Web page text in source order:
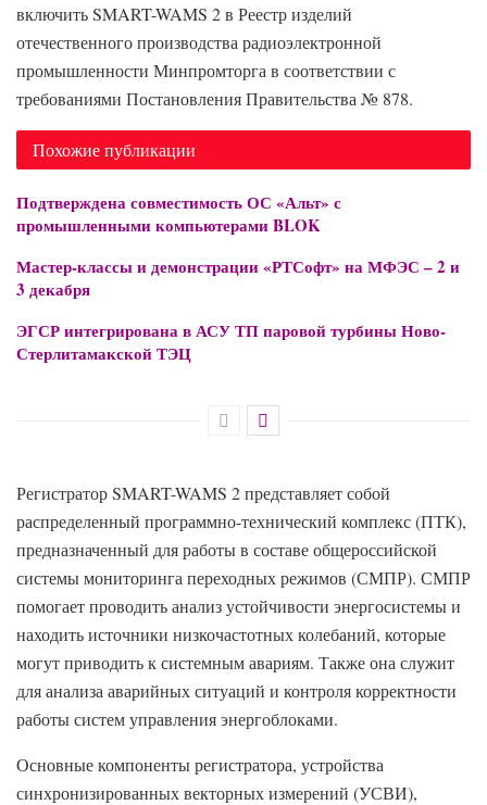
включить SMART-WAMS 2 в Реестр изделий
отечественного производства радиоэлектронной
промышленности Минпромторга в соответствии с
требованиями Постановления Правительства № 878.
Похожие публикации
Подтверждена совместимость ОС «Альт» с
промышленными компьютерами BLOK
Мастер-классы и демонстрации «РТСофт» на МФЭС – 2 и
3 декабря
ЭГСР интегрирована в АСУ ТП паровой турбины Ново-
Стерлитамакской ТЭЦ
Регистратор SMART-WAMS 2 представляет собой
распределенный программно-технический комплекс (ПТК),
предназначенный для работы в составе общероссийской
системы мониторинга переходных режимов (СМПР). СМПР
помогает проводить анализ устойчивости энергосистемы и
находить источники низкочастотных колебаний, которые
могут приводить к системным авариям. Также она служит
для анализа аварийных ситуаций и контроля корректности
работы систем управления энергоблоками.
Основные компоненты регистратора, устройства
синхронизированных векторных измерений (УСВИ),